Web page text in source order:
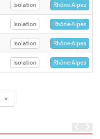
Isolation Rhône-Alpes
Isolation Rhône-Alpes
Isolation Rhône-Alpes
Isolation Rhône-Alpes
»